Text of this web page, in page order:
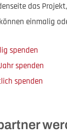
das
einmalig
spenden
spenden
spenden